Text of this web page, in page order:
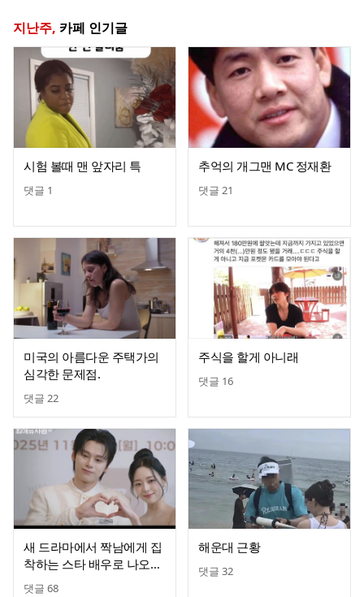
지난주, 카페 인기글
시험 볼때 맨 앞자리 특
댓글 1
추억의 개그맨 MC 정재환
댓글 21
미국의 아름다운 주택가의
심각한 문제점.
댓글 22
주식을 할게 아니래
댓글 16
새 드라마에서 짝남에게 집
착하는 스타 배우로 나오는
있지 유나
댓글 68
해운대 근황
댓글 32